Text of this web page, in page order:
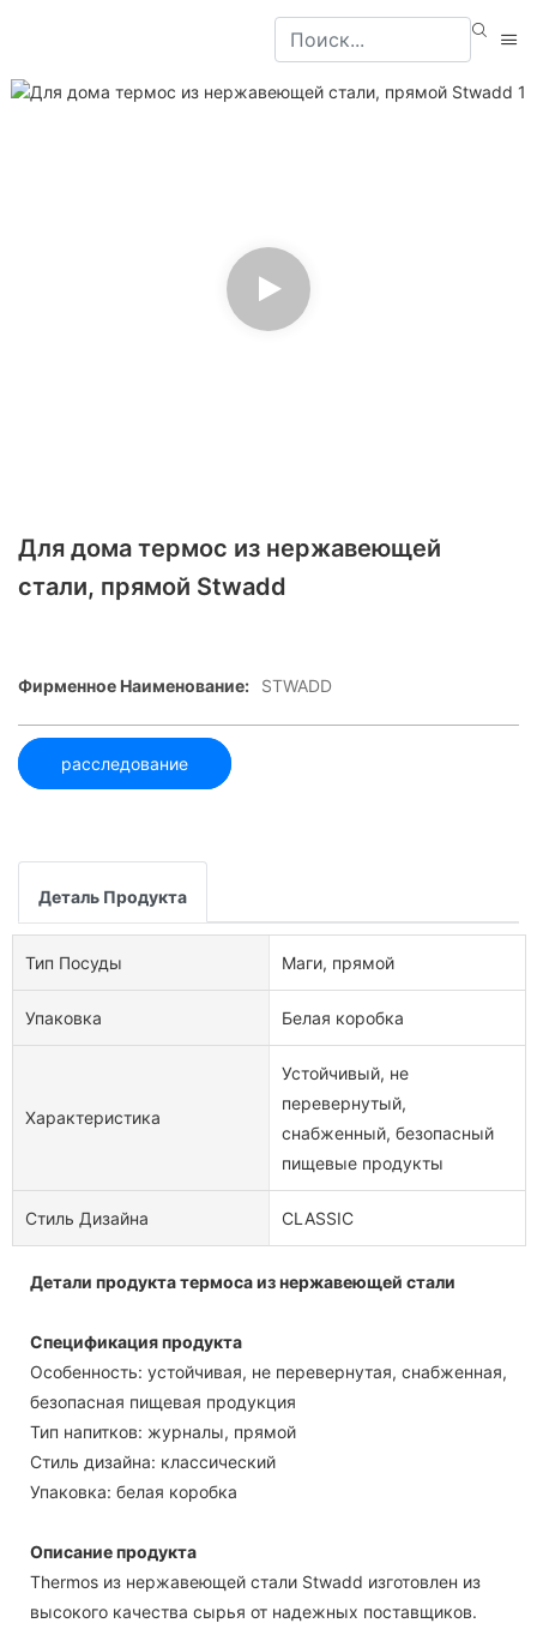
Для дома термос из нержавеющей
стали, прямой Stwadd
Фирменное Наименование: STWADD
расследование
Деталь Продукта
Тип Посуды Маги, прямой
Упаковка Белая коробка
Характеристика
Устойчивый, не
перевернутый,
снабженный, безопасный
пищевые продукты
Стиль Дизайна CLASSIC
Детали продукта термоса из нержавеющей стали
Спецификация продукта
Особенность: устойчивая, не перевернутая, снабженная,
безопасная пищевая продукция
Тип напитков: журналы, прямой
Стиль дизайна: классический
Упаковка: белая коробка
Описание продукта
Thermos из нержавеющей стали Stwadd изготовлен из
высокого качества сырья от надежных поставщиков.